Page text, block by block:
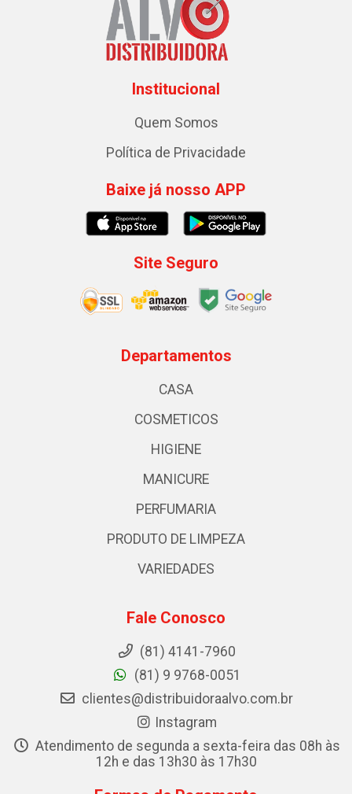
Institucional
Quem Somos
Política de Privacidade
Baixe já nosso APP
Site Seguro
Departamentos
CASA
COSMETICOS
HIGIENE
MANICURE
PERFUMARIA
PRODUTO DE LIMPEZA
VARIEDADES
Fale Conosco
(81) 4141-7960
(81) 9 9768-0051
clientes@distribuidoraalvo.com.br
Instagram
Atendimento de segunda a sexta-feira das 08h às
12h e das 13h30 às 17h30